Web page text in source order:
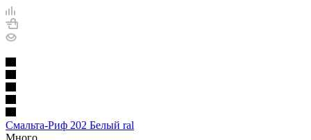
Смальта-Риф 202 Белый ral
Много